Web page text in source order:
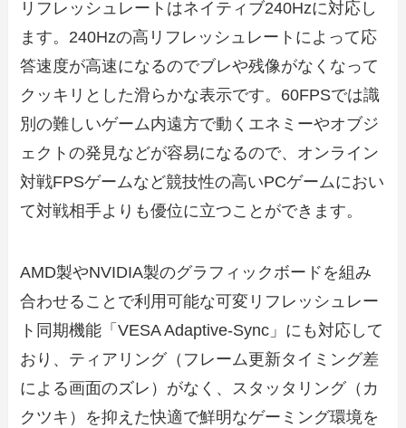
リフレッシュレートはネイティブ240Hzに対応し
ます。240Hzの高リフレッシュレートによって応
答速度が高速になるのでブレや残像がなくなって
クッキリとした滑らかな表示です。60FPSでは識
別の難しいゲーム内遠方で動くエネミーやオブジ
ェクトの発見などが容易になるので、オンライン
対戦FPSゲームなど競技性の高いPCゲームにおい
て対戦相手よりも優位に立つことができます。
AMD製やNVIDIA製のグラフィックボードを組み
合わせることで利用可能な可変リフレッシュレー
ト同期機能「VESA Adaptive-Sync」にも対応して
おり、ティアリング（フレーム更新タイミング差
による画面のズレ）がなく、スタッタリング（カ
クツキ）を抑えた快適で鮮明なゲーミング環境を